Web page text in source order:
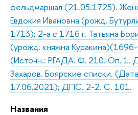
фельдмаршал (21.05.1725).
Евдокия Ивановна (рожд.
1713); 2-а с 1716 г. Татьяна
(урожд. княжна
(Источн.: РГАДА. Ф. 210. Оп. 1.
Захаров. Боярские списки.
17.06.2021); ДПС. 2-2. С. 101.
Названия